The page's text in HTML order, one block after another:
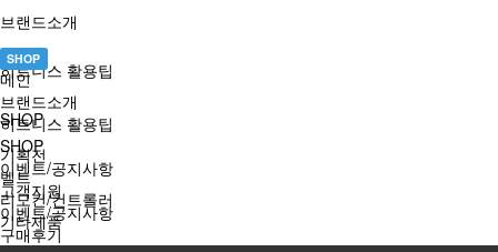
브랜드소개
히트니스 활용팁
SHOP
기획전
벨트
리모컨/컨트롤러
기타제품
SHOP
메인
브랜드소개
히트니스 활용팁
SHOP
이벤트/공지사항
고객지원
이벤트/공지사항
구매후기